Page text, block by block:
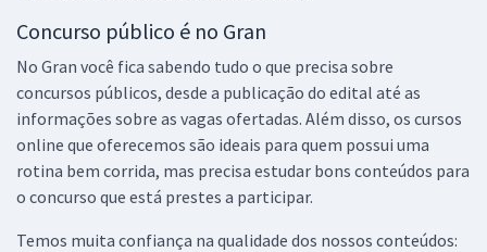
Concurso público é no Gran
No Gran você fica sabendo tudo o que precisa sobre
concursos públicos, desde a publicação do edital até as
informações sobre as vagas ofertadas. Além disso, os cursos
online que oferecemos são ideais para quem possui uma
rotina bem corrida, mas precisa estudar bons conteúdos para
o concurso que está prestes a participar.
Temos muita confiança na qualidade dos nossos conteúdos: